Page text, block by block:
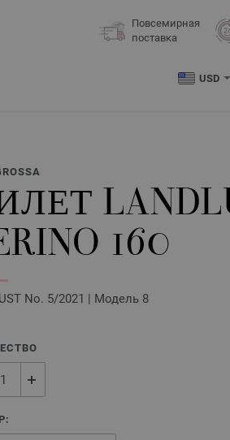
Повсемирная
поставка
USD
160
No. 5/2021 | Модель 8